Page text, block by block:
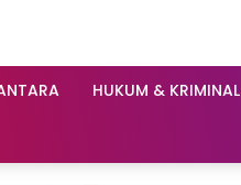
HUKUM & KRIMINAL